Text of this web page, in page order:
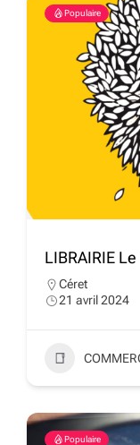
Populaire
LIBRAIRIE
Céret
21 avril 2024
Populaire